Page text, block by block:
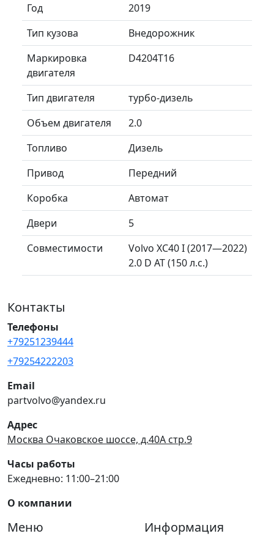
Год
2019
Тип кузова
Внедорожник
Маркировка
двигателя
D4204T16
Тип двигателя
турбо-дизель
Объем двигателя
2.0
Топливо
Дизель
Привод
Передний
Коробка
Автомат
Двери
5
Совместимости
Volvo XC40 I (2017—2022)
2.0 D AT (150 л.с.)
Контакты
Телефоны
+79251239444
+79254222203
Email
partvolvo@yandex.ru
Адрес
Москва Очаковское шоссе, д.40А стр.9
Часы работы
Ежедневно: 11:00–21:00
О компании
Меню Информация